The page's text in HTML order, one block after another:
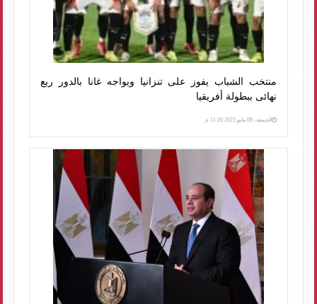
منتخب الشباب يفوز على تنزانيا ويواجه غانا بالدور ربع
نهائى ببطولة أفريقيا
الجمعة، 09 مايو 2025 11:20 م